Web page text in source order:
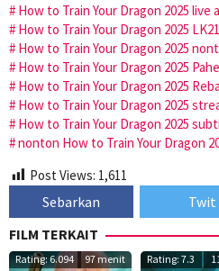
How to Train Your Dragon 2025 live
How to Train Your Dragon 2025 LK21
How to Train Your Dragon 2025
How to Train Your Dragon 2025 Pahe
How to Train Your Dragon 2025
How to Train Your Dragon 2025
How to Train Your Dragon 2025
nonton How to Train Your Dragon
Post Views: 1,611
Sebarkan Twit
FILM TERKAIT
Rating: 6.094 97 menit Rating: 7.3